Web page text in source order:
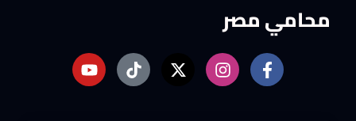
محامي مصر